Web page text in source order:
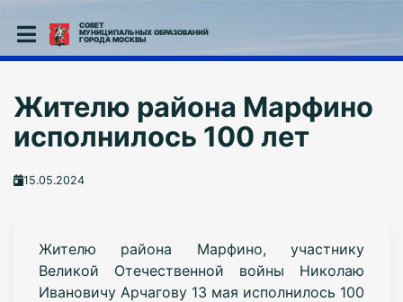
СОВЕТ
МУНИЦИПАЛЬНЫХ ОБРАЗОВАНИЙ
ГОРОДА МОСКВЫ
Жителю района Марфино
исполнилось 100 лет
15.05.2024
Жителю района Марфино, участнику
Великой Отечественной войны Николаю
Ивановичу Арчагову 13 мая исполнилось 100